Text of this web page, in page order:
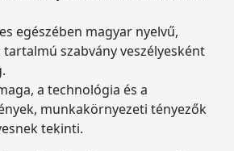
egészében magyar nyelvű,
szabvány veszélyesként
a technológia és a
munkakörnyezeti tényezők
tekinti.